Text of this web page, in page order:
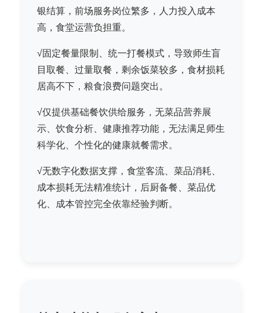
银结算，前场服务岗位繁多，人力投入成本
高，食堂运营负担重。
√固定餐量限制、统一打餐模式，导致师生盲
目取餐、过量取餐，剩余饭菜较多，食材损耗
居高不下，粮食浪费问题突出。
√仅提供基础餐饮供给服务，无菜品营养展
示、饮食分析、健康推荐功能，无法满足师生
科学化、个性化的健康就餐需求。
√无数字化数据支撑，食堂客流、菜品消耗、
成本损耗无法精准统计，后厨备餐、菜品优
化、成本管控完全依靠经验判断。